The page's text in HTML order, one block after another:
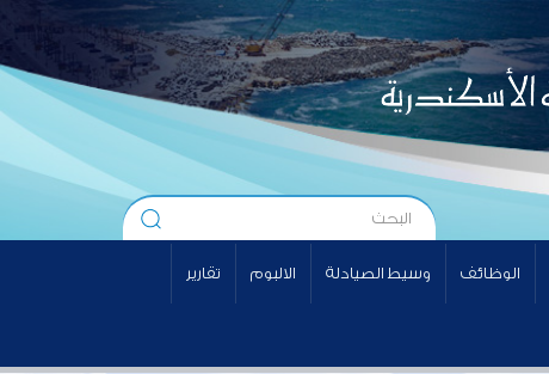
الوظائف وسيط الصيادلة الالبوم تقارير